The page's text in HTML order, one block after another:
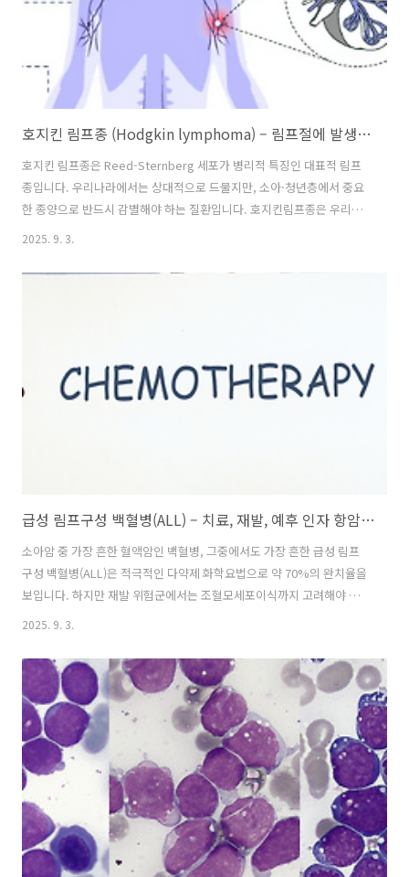
호지킨 림프종 (Hodgkin lymphoma) – 림프절에 발생한 암
호지킨 림프종은 Reed-Sternberg 세포가 병리적 특징인 대표적 림프
종입니다. 우리나라에서는 상대적으로 드물지만, 소아·청년층에서 중요
한 종양으로 반드시 감별해야 하는 질환입니다. 호지킨림프종은 우리나
라에서는 비호지킨 림프종(NHL)보다 발생이 적ㅎ습니다. 호지킨 림프종
니다 흔한 초기 소견은 무통성 경부 림프절 종대입니다. 대개 국소적으로
반되면 반드시 림프종 감별이 필요합니다. Reed..
2025. 9. 3.
급성 림프구성 백혈병(ALL) – 치료, 재발, 예후 인자 항암치료 방사선치료 약물
소아암 중 가장 흔한 혈액암인 백혈병, 그중에서도 가장 흔한 급성 림프
구성 백혈병(ALL)은 적극적인 다약제 화학요법으로 약 70%의 완치율을
보입니다. 하지만 재발 위험군에서는 조혈모세포이식까지 고려해야 하
며, 진단 초기부터 예후 불량 인자를 파악하는 것이 치료 설계의 핵심입
수, 나이, 초기 WBC 수치, 관해 속도 등을 반영하여 치료를 결정합니다.
관해 유도 (Induction), 즉 치료를 시작하는 단계에서는, Vincristine,
Prednisone, L-asparaginase 등의 항암제를 사용합니다. 치료를 한뒤
이를 굳히는 공고요법 (Consolidation)에서는 Methotrexate, 6-
Mercap..
2025. 9. 3.